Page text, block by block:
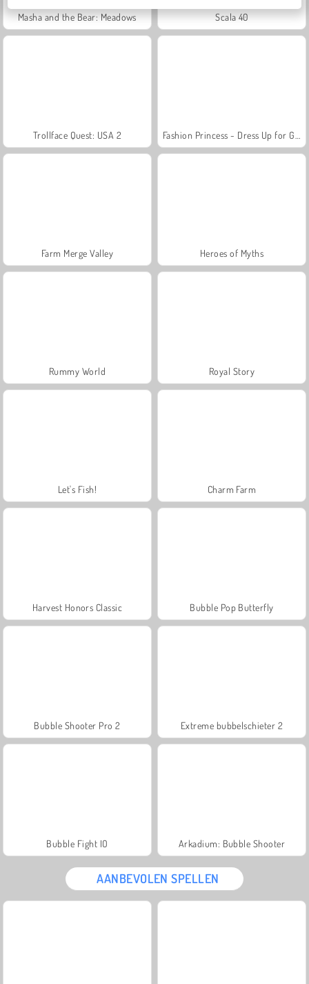
Masha and the Bear: Meadows Scala 40
Trollface Quest: USA 2
Farm Merge Valley Heroes of Myths
Rummy World Royal Story
Let's Fish! Charm Farm
Harvest Honors Classic Bubble Pop Butterfly
Bubble Shooter Pro 2 Extreme bubbelschieter 2
Bubble Fight IO Arkadium: Bubble Shooter
AANBEVOLEN SPELLEN